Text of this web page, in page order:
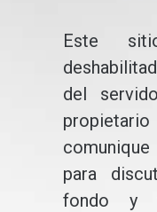
Este
del
para
fondo y